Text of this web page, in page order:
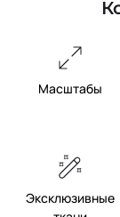
Св. персик
Пудра
Св.
Нас.
Масштабы
Эксклюзивные